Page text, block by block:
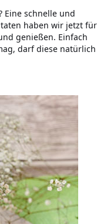
Eine schnelle und
haben wir jetzt für
genießen. Einfach
darf diese natürlich